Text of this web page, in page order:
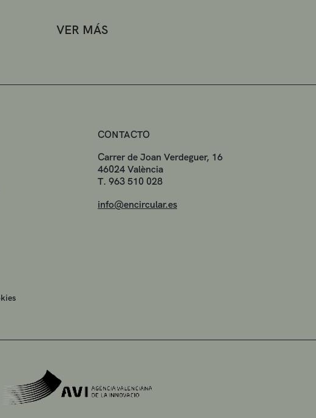
VER MÁS
CONTACTO
Carrer de Joan Verdeguer, 16
46024 València
T. 963 510 028
info@encircular.es